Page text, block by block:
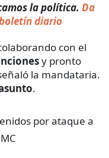
la política. Da
diario
con el
y pronto
la mandataria.
.
por ataque a